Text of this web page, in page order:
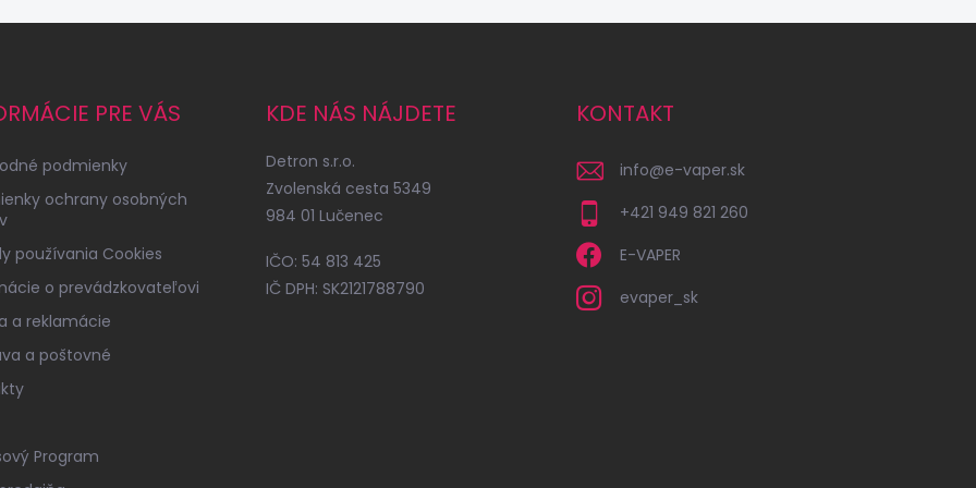
PRE VÁS
podmienky
ochrany osobných
používania Cookies
o prevádzkovateľovi
a reklamácie
a poštovné
Program
KDE NÁS NÁJDETE
Detron s.r.o.
Zvolenská cesta 5349
984 01 Lučenec
IČO: 54 813 425
IČ DPH: SK2121788790
KONTAKT
info@e-vaper.sk
+421 949 821 260
E-VAPER
evaper_sk